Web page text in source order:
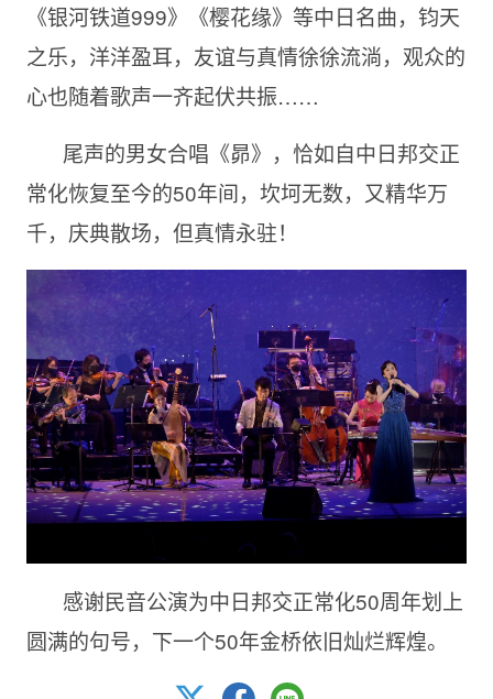
《银河铁道999》《樱花缘》等中日名曲，钧天
之乐，洋洋盈耳，友谊与真情徐徐流淌，观众的
心也随着歌声一齐起伏共振……
尾声的男女合唱《昴》，恰如自中日邦交正
常化恢复至今的50年间，坎坷无数，又精华万
千，庆典散场，但真情永驻！
感谢民音公演为中日邦交正常化50周年划上
圆满的句号，下一个50年金桥依旧灿烂辉煌。